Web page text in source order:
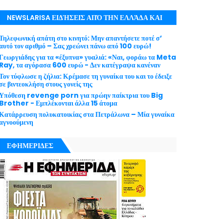
NEWSLARISA ΕΙΔΉΣΕΙΣ ΑΠΌ ΤΗΝ ΕΛΛΆΔΑ ΚΑΙ
ΤΟΝ ΚΌΣΜΟ ΜΕ ΕΓΚΥΡΌΤΗΤΑ
απάτη στο κινητό: Μην απαντήσετε ποτέ σ’
τον αριθμό – Σας χρεώνει πάνω από 100 ευρώ!
για τα «έξυπνα» γυαλιά: «Ναι, φοράω τα Meta
Ray, τα αγόρασα 600 ευρώ - Δεν κατέγραψα κανέναν
τύφλωσε η ζήλια: Κρέμασε τη γυναίκα του και το έδειξε
βιντεοκλήση στους γονείς της
revenge porn για πρώην παίκτρια του Big
Brother - Εμπλέκονται άλλα 15 άτομα
πολυκατοικίας στα Πετράλωνα – Μία γυναίκα
ΕΦΗΜΕΡΙΔΕΣ